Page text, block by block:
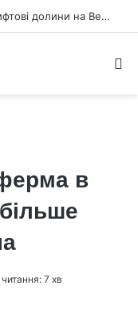
Моделювання показало активні рифтові долини на Венері
в
7 хв